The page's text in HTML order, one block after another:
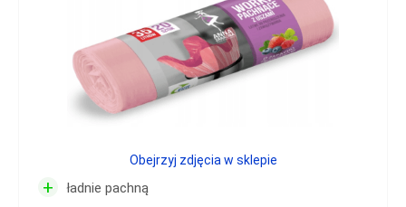
+ ładnie pachną
Obejrzyj zdjęcia w sklepie